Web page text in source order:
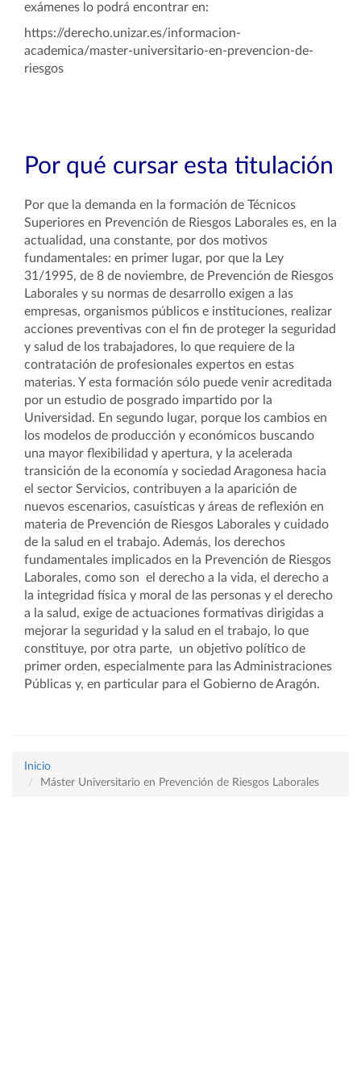
exámenes lo podrá encontrar en:
https://derecho.unizar.es/informacion-
academica/master-universitario-en-prevencion-de-
riesgos
Por qué cursar esta titulación
Por que la demanda en la formación de Técnicos
Superiores en Prevención de Riesgos Laborales es, en la
actualidad, una constante, por dos motivos
fundamentales: en primer lugar, por que la Ley
31/1995, de 8 de noviembre, de Prevención de Riesgos
Laborales y su normas de desarrollo exigen a las
empresas, organismos públicos e instituciones, realizar
acciones preventivas con el fin de proteger la seguridad
y salud de los trabajadores, lo que requiere de la
contratación de profesionales expertos en estas
materias. Y esta formación sólo puede venir acreditada
por un estudio de posgrado impartido por la
Universidad. En segundo lugar, porque los cambios en
los modelos de producción y económicos buscando
una mayor flexibilidad y apertura, y la acelerada
transición de la economía y sociedad Aragonesa hacia
el sector Servicios, contribuyen a la aparición de
nuevos escenarios, casuísticas y áreas de reflexión en
materia de Prevención de Riesgos Laborales y cuidado
de la salud en el trabajo. Además, los derechos
fundamentales implicados en la Prevención de Riesgos
Laborales, como son el derecho a la vida, el derecho a
la integridad física y moral de las personas y el derecho
a la salud, exige de actuaciones formativas dirigidas a
mejorar la seguridad y la salud en el trabajo, lo que
constituye, por otra parte, un objetivo político de
primer orden, especialmente para las Administraciones
Públicas y, en particular para el Gobierno de Aragón.
Inicio
Máster Universitario en Prevención de Riesgos Laborales